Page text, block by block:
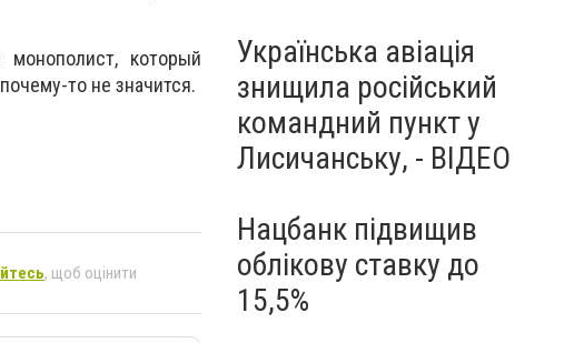
который
то не значится.
, щоб оцінити
Українська авіація
знищила російський
командний пункт у
Лисичанську, - ВІДЕО
Нацбанк підвищив
облікову ставку до
15,5%